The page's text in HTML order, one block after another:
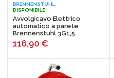
la telefonia.
BRENNENSTUHL
DISPONIBILE
Avvolgicavo Elettrico
automatico a parete
Brennenstuhl 3G1,5
116,90 €